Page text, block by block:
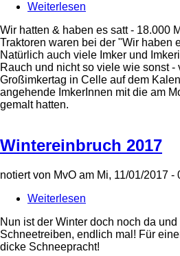
Weiterlesen
haben
es
satt
2017
Wir hatten & haben es satt - 18.000
Traktoren waren bei der "Wir haben
Natürlich auch viele Imker und
Rauch und nicht so viele wie sonst
Großimkertag in Celle auf dem
angehende ImkerInnen mit die am
gemalt hatten.
Wintereinbruch 2017
notiert von MvO am Mi, 11/01/2017 -
Weiterlesen
2017
Nun ist der Winter doch noch da
Schneetreiben, endlich mal! Für
dicke Schneepracht!